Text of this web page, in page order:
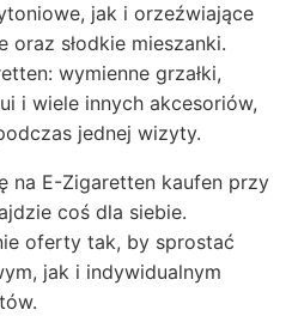
jak i orzeźwiające
słodkie mieszanki.
wymienne grzałki,
i wiele innych akcesoriów,
jednej wizyty.
na E-Zigaretten kaufen przy
coś dla siebie.
oferty tak, by sprostać
jak i indywidualnym